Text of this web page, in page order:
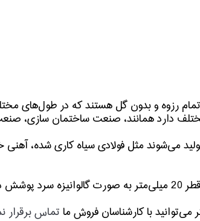
تمام رزوه و بدون گل هستند که در طول‌های
دارد همانند، صنعت ساختمان سازی،
می‌شوند مثل فولادی سیاه کاری شده، آهنی
با کارشناسان فروش ماتماس برقرار